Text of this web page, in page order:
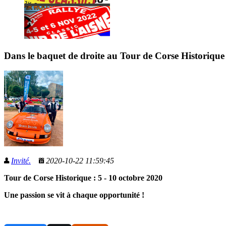
Dans le baquet de droite au Tour de Corse
Invité.
2020-10-22 11:59:45
Tour de Corse Historique : 5 - 10 octobre 2020
Une passion se vit à chaque opportunité !